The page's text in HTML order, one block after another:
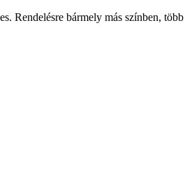
Rendelésre bármely más színben,